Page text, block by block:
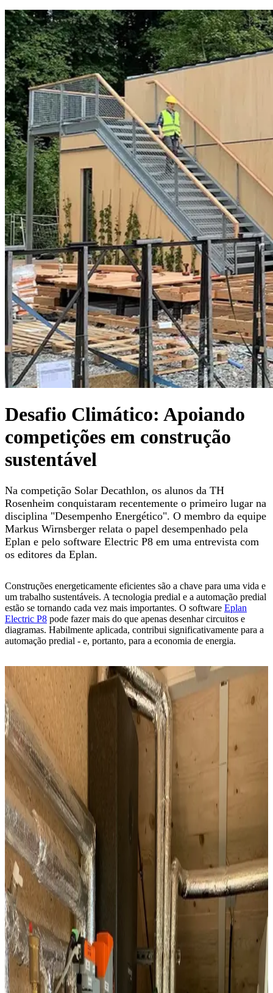
Desafio Climático: Apoiando
competições em construção
sustentável
Na competição Solar Decathlon, os alunos da TH
Rosenheim conquistaram recentemente o primeiro lugar na
disciplina "Desempenho Energético". O membro da equipe
Markus Wirnsberger relata o papel desempenhado pela
Eplan e pelo software Electric P8 em uma entrevista com
os editores da Eplan.
Construções energeticamente eficientes são a chave para uma vida e
um trabalho sustentáveis. A tecnologia predial e a automação predial
estão se tornando cada vez mais importantes. O software Eplan
Electric P8 pode fazer mais do que apenas desenhar circuitos e
diagramas. Habilmente aplicada, contribui significativamente para a
automação predial - e, portanto, para a economia de energia.